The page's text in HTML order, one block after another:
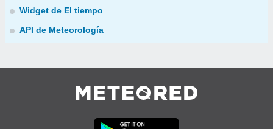
Widget de El tiempo
API de Meteorología